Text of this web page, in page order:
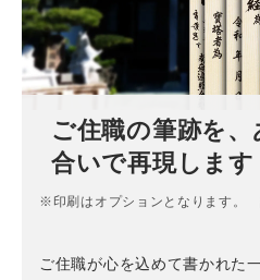
ご住職の筆跡を
合いで再現します
※印刷はオプションとなります。
ご住職が心を込めて書かれた